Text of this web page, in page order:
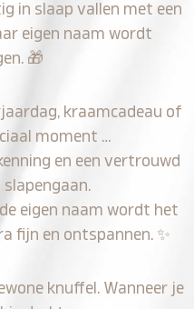
in slaap vallen met een
eigen naam wordt
🎁
kraamcadeau of
moment …
en een vertrouwd
eigen naam wordt het
fijn en ontspannen. ✨
knuffel. Wanneer je